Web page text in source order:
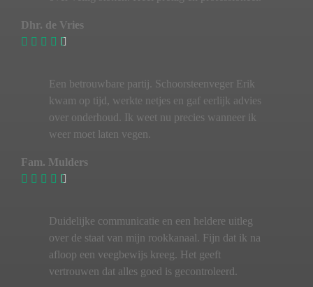
Dhr. de Vries
Een betrouwbare partij. Schoorsteenveger Erik
kwam op tijd, werkte netjes en gaf eerlijk advies
over onderhoud. Ik weet nu precies wanneer ik
weer moet laten vegen.
Fam. Mulders
Duidelijke communicatie en een heldere uitleg
over de staat van mijn rookkanaal. Fijn dat ik na
afloop een veegbewijs kreeg. Het geeft
vertrouwen dat alles goed is gecontroleerd.